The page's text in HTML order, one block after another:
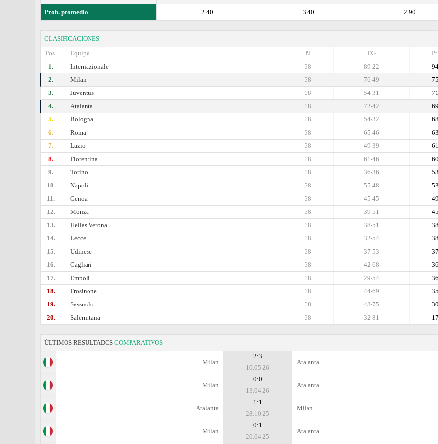
Prob. promedio 2.90
3.40
2.40
CLASIFICACIONES
Pos.
Equipo Pt.
DG
PJ
1.
Internazionale 94
89-22
38
2.
Milan 75
76-49
38
3.
Juventus 71
54-31
38
4.
Atalanta 69
72-42
38
5.
Bologna 68
54-32
38
6.
Roma 63
65-46
38
7.
Lazio 61
49-39
38
8.
Fiorentina 60
61-46
38
9.
Torino 53
36-36
38
10.
Napoli 53
55-48
38
11.
Genoa 49
45-45
38
12.
Monza 45
39-51
38
13.
Hellas Verona 38
38-51
38
14.
Lecce 38
32-54
38
15.
Udinese 37
37-53
38
16.
Cagliari 36
42-68
38
17.
Empoli 36
29-54
38
18.
Frosinone 35
44-69
38
19.
Sassuolo 30
43-75
38
20.
Salernitana 17
32-81
38
ÚLTIMOS RESULTADOS COMPARATIVOS
Milan
2:3
10.05.26
Atalanta
Milan
0:0
13.04.26
Atalanta
Atalanta
1:1
28.10.25
Milan
Milan
0:1
20.04.25
Atalanta